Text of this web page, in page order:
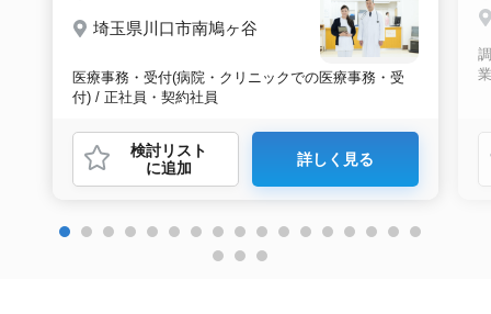
埼玉県川口市南鳩ヶ谷
医療事務・受付(病院・クリニックでの医療事務・受
付) / 正社員・契約社員
検討リスト
に追加
詳しく見る